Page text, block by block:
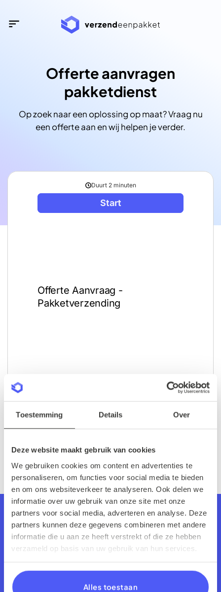
Toestemming Details Over
Deze website maakt gebruik van cookies
We gebruiken cookies om content en advertenties te
personaliseren, om functies voor social media te bieden
en om ons websiteverkeer te analyseren. Ook delen we
informatie over uw gebruik van onze site met onze
partners voor social media, adverteren en analyse. Deze
partners kunnen deze gegevens combineren met andere
informatie die u aan ze heeft verstrekt of die ze hebben
verzameld op basis van uw gebruik van hun services.
Alles toestaan
naar
Offerte aanvragen
pakketdienst
Op zoek naar een oplossing op maat? Vraag nu
een offerte aan en wij helpen je verder.